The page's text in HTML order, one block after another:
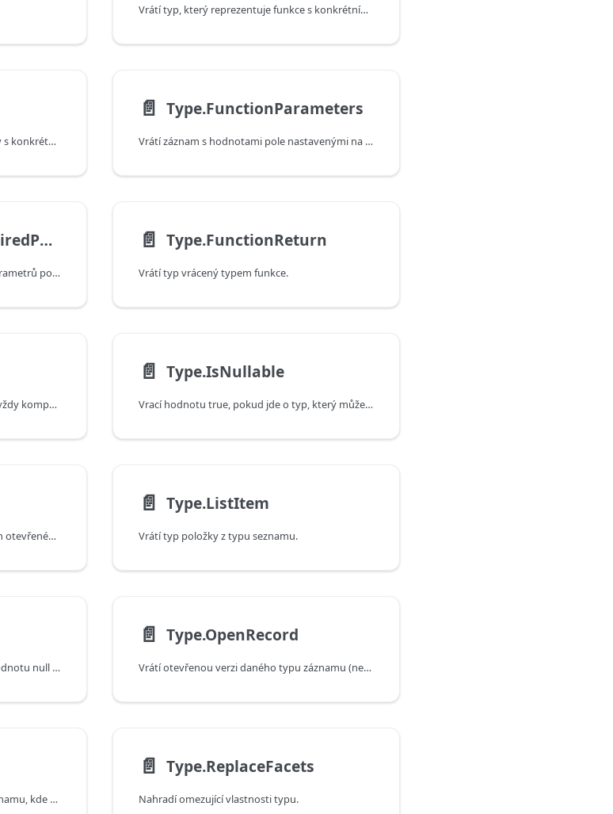
Vrátí typ, který reprezentuje funkce s konkrétními parametry a omezením návratového typu.
Vrátí typ, který reprezentuje záznamy s konkrétním omezením typů polí.
📄️ Type.FunctionParameters
Vrátí záznam s hodnotami pole nastavenými na název parametrů typu funkce a jejich hodnotami nastavenými na jejich odpovídající typy.
Type.FunctionRequiredParameters
Vrátí číslo určující minimální počet parametrů požadovaných pro vyvolání typu funkce.
📄️ Type.FunctionReturn
Vrátí typ vrácený typem funkce.
Určuje, zda je hodnota prvního typu vždy kompatibilní s druhým typem.
📄️ Type.IsNullable
Vrací hodnotu true, pokud jde o typ, který může mít hodnotu null (může být nullable); jinak vrací hodnotu false.
Vrátí informace o tom, jestli je záznam otevřeného typu.
📄️ Type.ListItem
Vrátí typ položky z typu seznamu.
Vrací z typu typ, který nemůže mít hodnotu null (není nullable).
📄️ Type.OpenRecord
Vrátí otevřenou verzi daného typu záznamu (nebo stejného typu, pokud už je otevřený).
Vrátí záznam popisující pole typu záznamu, kde každé pole vráceného typu záznamu má odpovídající název a hodnotu.
📄️ Type.ReplaceFacets
Nahradí omezující vlastnosti typu.